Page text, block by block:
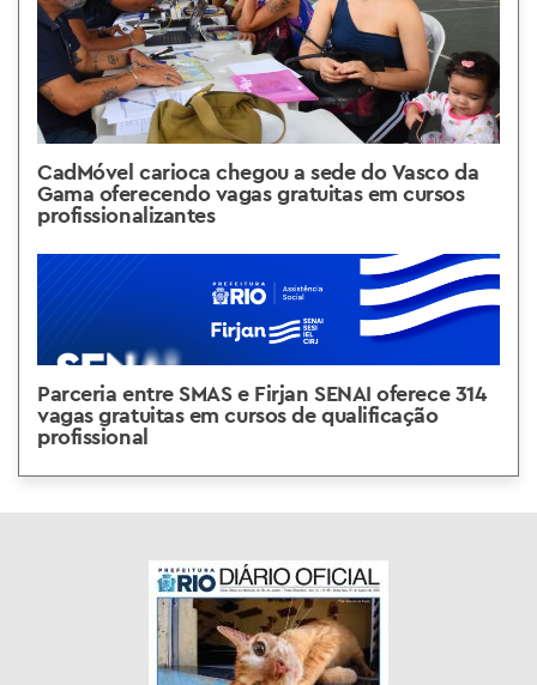
CadMóvel carioca chegou a sede do Vasco da
Gama oferecendo vagas gratuitas em cursos
profissionalizantes
Parceria entre SMAS e Firjan SENAI oferece 314
vagas gratuitas em cursos de qualificação
profissional